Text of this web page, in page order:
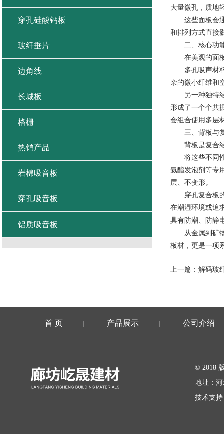
大量微孔，质地
这些面板会通
和排列方式直接
二、核心功能
在美观的面板
多孔吸声材料
杂的微小纤维和
另一种独特结
形成了一个个共
会组合使用多层
三、背板与复
背板是复合结
将这些不同性
氨酯发泡剂等专
层、不变形。
穿孔复合板的
在潮湿环境或追
具有防潮、防静
从金属到矿物
板材，更是一项
上一篇： 解码玻
穿孔硅酸钙板
玻纤垂片
边角线
长城板
格栅
热销产品
岩棉吸音板
穿孔吸音板
铝质吸音板
首 页 | 产品展示 | 公司介绍
© 2018
地址：
技术支